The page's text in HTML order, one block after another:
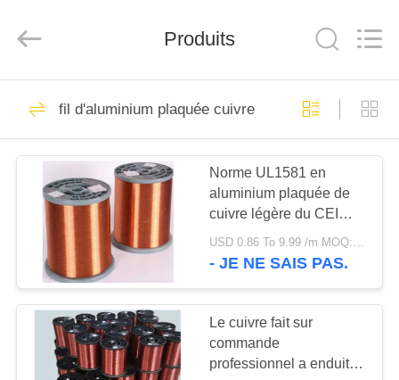
MAISON
PRODUITS
VIDÉOS
SUJET
NOUS
Co.,
Reserved.
Isolés au câble
blindé
301
PVC câble isolé
152
Produits
fil d'aluminium plaquée cuivre
Norme UL1581 en
aluminium plaquée de
cuivre légère du CEI
60502-1 de basse
tension de fil
USD 0.86 To 9.99 /m MOQ:500m
- JE NE SAIS PAS.
Le cuivre fait sur
commande
professionnel a enduit le